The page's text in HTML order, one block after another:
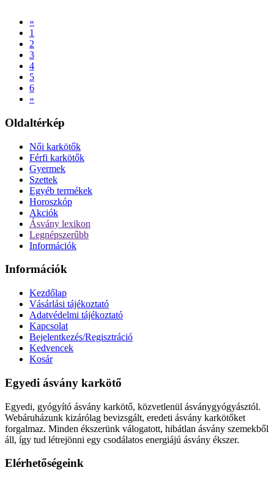
«
1
2
3
4
5
6
»
Oldaltérkép
Női karkötők
Férfi karkötők
Gyermek
Szettek
Egyéb termékek
Horoszkóp
Akciók
Ásvány lexikon
Legnépszerűbb
Információk
Információk
Kezdőlap
Vásárlási tájékoztató
Adatvédelmi tájékoztató
Kapcsolat
Bejelentkezés/Regisztráció
Kedvencek
Kosár
Egyedi ásvány karkötő
Egyedi, gyógyító ásvány karkötő, közvetlenül ásványgyógyásztól.
Webáruházunk kizárólag bevizsgált, eredeti ásvány karkötőket
forgalmaz. Minden ékszerünk válogatott, hibátlan ásvány szemekből
áll, így tud létrejönni egy csodálatos energiájú ásvány ékszer.
Elérhetőségeink